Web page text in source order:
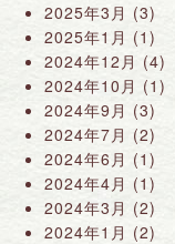
2025年3月 (3)
2025年1月 (1)
2024年12月 (4)
2024年10月 (1)
2024年9月 (3)
2024年7月 (2)
2024年6月 (1)
2024年4月 (1)
2024年3月 (2)
2024年1月 (2)